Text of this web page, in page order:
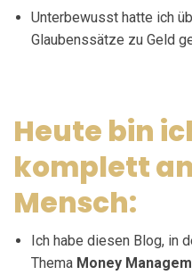
Unterbewusst hatte ich
Glaubenssätze zu Geld
Heute bin
komplett
Mensch:
Ich habe diesen Blog, in
Thema Money